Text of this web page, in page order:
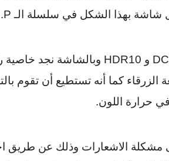
شاشة بهذا الشكل في سلسلة الـ P
.
و HDR10 وبالشاشة نجد خاصية
الزرقاء كما أنه تستطيع أن تقوم
في حرارة اللون.
مشكلة الاشعارات وذلك عن طريق